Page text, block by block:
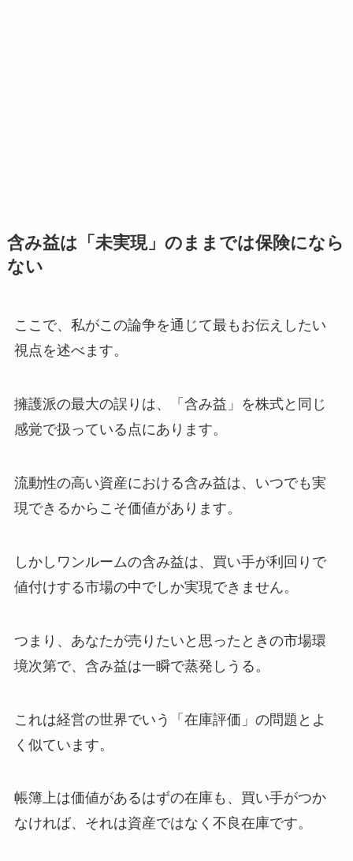
含み益は「未実現」のままでは保険になら
ない
ここで、私がこの論争を通じて最もお伝えしたい
視点を述べます。
擁護派の最大の誤りは、「含み益」を株式と同じ
感覚で扱っている点にあります。
流動性の高い資産における含み益は、いつでも実
現できるからこそ価値があります。
しかしワンルームの含み益は、買い手が利回りで
値付けする市場の中でしか実現できません。
つまり、あなたが売りたいと思ったときの市場環
境次第で、含み益は一瞬で蒸発しうる。
これは経営の世界でいう「在庫評価」の問題とよ
く似ています。
帳簿上は価値があるはずの在庫も、買い手がつか
なければ、それは資産ではなく不良在庫です。